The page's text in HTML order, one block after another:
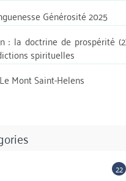
Générosité 2025
: la doctrine de prospérité
spirituelles
Mont Saint-Helens
22